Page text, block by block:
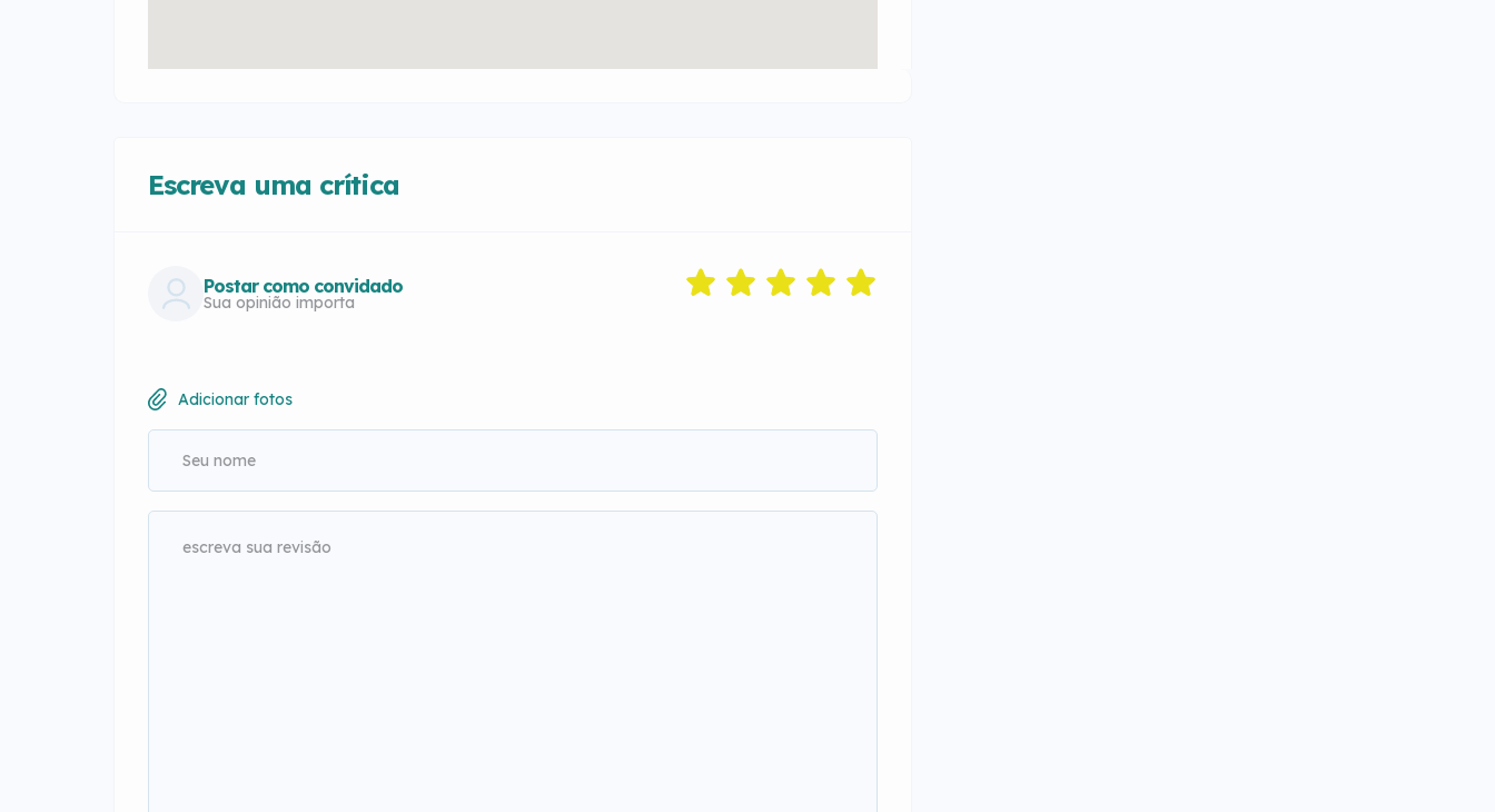
Escreva uma crítica
Postar como convidado
Sua opinião importa
Adicionar fotos